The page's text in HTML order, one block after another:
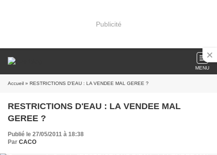
Publicité
MENU
Accueil » RESTRICTIONS D'EAU : LA VENDEE MAL GEREE ?
RESTRICTIONS D'EAU : LA VENDEE MAL
GEREE ?
Publié le 27/05/2011 à 18:38
Par CACO